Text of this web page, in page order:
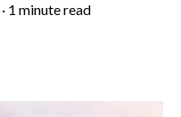
· 1 minute read